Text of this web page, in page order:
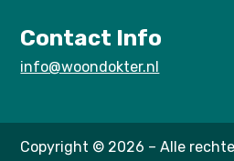
Contact Info
info@woondokter.nl
Copyright © 2026 – Alle